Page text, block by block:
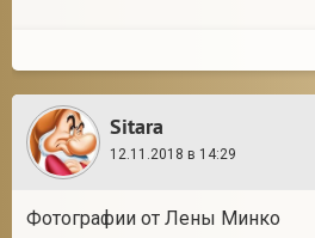
Sitara
12.11.2018 в 14:29
Фотографии от Лены Минко